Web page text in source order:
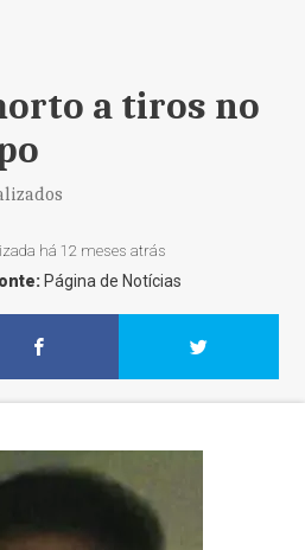
a tiros no
há 12 meses atrás
Página de Notícias